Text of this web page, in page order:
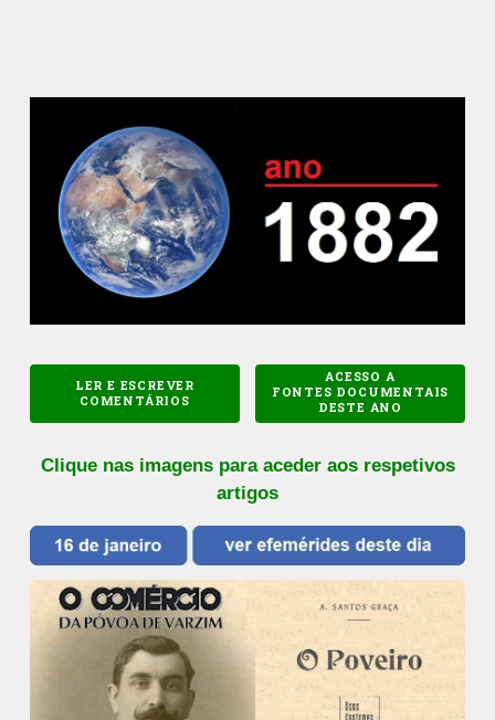
LER E ESCREVER
COMENTÁRIOS
ACESSO A
FONTES DOCUMENTAIS
DESTE ANO
Clique nas imagens para aceder aos respetivos
artigos